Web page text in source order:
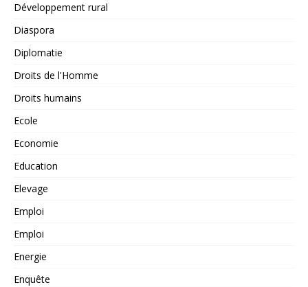
Développement rural
Diaspora
Diplomatie
Droits de l'Homme
Droits humains
Ecole
Economie
Education
Elevage
Emploi
Emploi
Energie
Enquête